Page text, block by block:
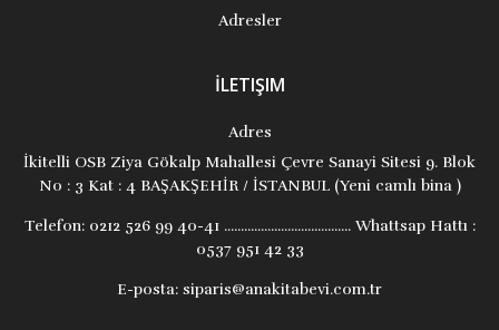
Adresler
İLETIŞIM
Adres
İkitelli OSB Ziya Gökalp Mahallesi Çevre Sanayi Sitesi 9. Blok
No : 3 Kat : 4 BAŞAKŞEHİR / İSTANBUL (Yeni camlı bina )
Telefon:0212 526 99 40-41 ...................................... Whattsap Hattı :
0537 951 42 33
E-posta: siparis@anakitabevi.com.tr